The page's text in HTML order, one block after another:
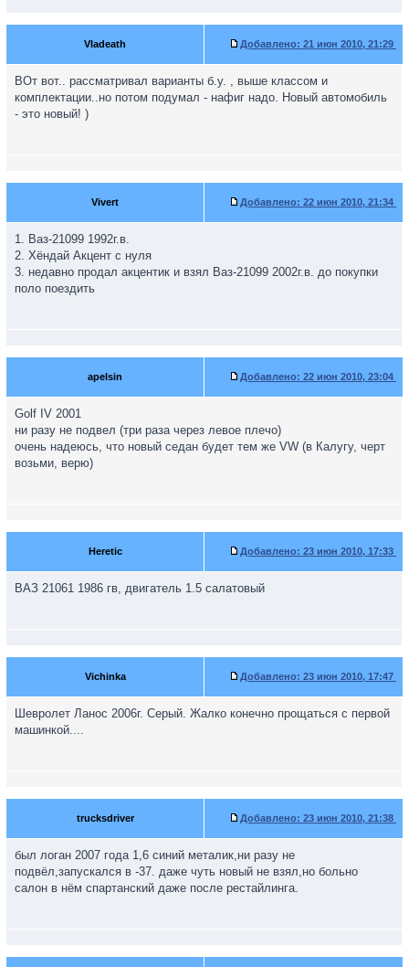
Vladeath Добавлено: 21 июн 2010, 21:29
ВОт вот.. рассматривал варианты б.у. , выше классом и
комплектации..но потом подумал - нафиг надо. Новый автомобиль
- это новый! )
Vivert Добавлено: 22 июн 2010, 21:34
1. Ваз-21099 1992г.в.
2. Хёндай Акцент с нуля
3. недавно продал акцентик и взял Ваз-21099 2002г.в. до покупки
поло поездить
apelsin Добавлено: 22 июн 2010, 23:04
Golf IV 2001
ни разу не подвел (три раза через левое плечо)
очень надеюсь, что новый седан будет тем же VW (в Калугу, черт
возьми, верю)
Heretic Добавлено: 23 июн 2010, 17:33
ВАЗ 21061 1986 гв, двигатель 1.5 салатовый
Vichinka Добавлено: 23 июн 2010, 17:47
Шевролет Ланос 2006г. Серый. Жалко конечно прощаться с первой
машинкой....
trucksdriver Добавлено: 23 июн 2010, 21:38
был логан 2007 года 1,6 синий металик,ни разу не
подвёл,запускался в -37. даже чуть новый не взял,но больно
салон в нём спартанский даже после рестайлинга.